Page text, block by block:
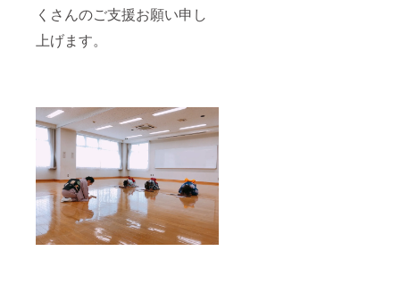
くさんのご支援お願い申し
上げます。